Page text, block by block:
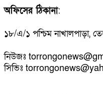
অফিসের ঠিকানা:
১৮/এ/১ পশ্চিম নাখালপাড়া,
নিউজঃ
সিভিঃ